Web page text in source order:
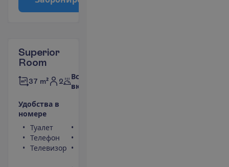
Superior
Room
37 m² 2
Все
включено
Удобства в
номере
Туалет
Телефон
Телевизор